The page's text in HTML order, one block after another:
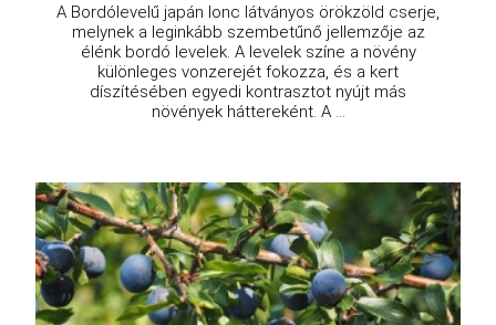
A Bordólevelű japán lonc látványos örökzöld cserje,
melynek a leginkább szembetűnő jellemzője az
élénk bordó levelek. A levelek színe a növény
különleges vonzerejét fokozza, és a kert
díszítésében egyedi kontrasztot nyújt más
növények háttereként. A ...